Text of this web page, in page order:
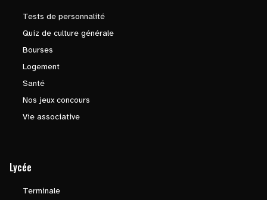
Tests de personnalité
Quiz de culture générale
Bourses
Logement
Santé
Nos jeux concours
Vie associative
Lycée
Terminale